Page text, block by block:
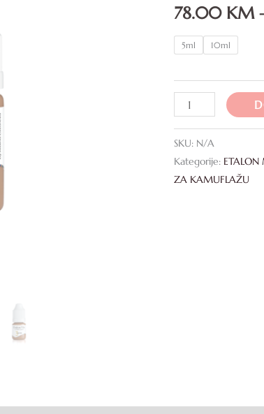
78.00 KM
5ml 10ml
SKU: N/A
Kategorije:
ZA KAMUFLAŽU